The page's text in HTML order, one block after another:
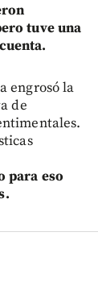
tuve una
engrosó la
de
para eso